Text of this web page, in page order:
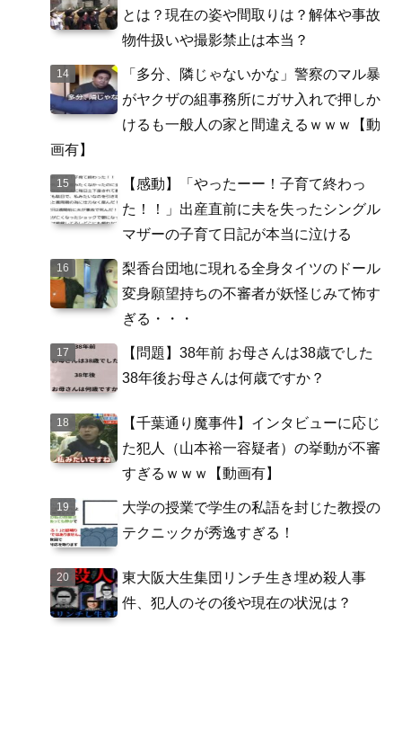
とは？現在の姿や間取りは？解体や事故
物件扱いや撮影禁止は本当？
「多分、隣じゃないかな」警察のマル暴
がヤクザの組事務所にガサ入れで押しか
けるも一般人の家と間違えるｗｗｗ【動
画有】
【感動】「やったーー！子育て終わっ
た！！」出産直前に夫を失ったシングル
マザーの子育て日記が本当に泣ける
梨香台団地に現れる全身タイツのドール
変身願望持ちの不審者が妖怪じみて怖す
ぎる・・・
【問題】38年前 お母さんは38歳でした
38年後お母さんは何歳ですか？
【千葉通り魔事件】インタビューに応じ
た犯人（山本裕一容疑者）の挙動が不審
すぎるｗｗｗ【動画有】
大学の授業で学生の私語を封じた教授の
テクニックが秀逸すぎる！
東大阪大生集団リンチ生き埋め殺人事
件、犯人のその後や現在の状況は？